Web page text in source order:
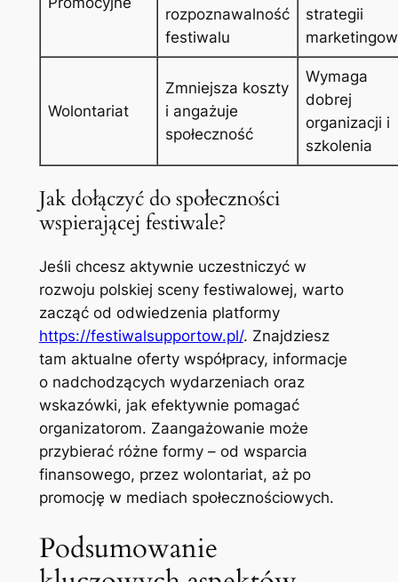
rozpoznawalność
festiwalu
strategii
Wolontariat
Zmniejsza koszty
i angażuje
społeczność
Wymaga
dobrej
organizacji i
szkolenia
Jak dołączyć do społeczności
wspierającej festiwale?
Jeśli chcesz aktywnie uczestniczyć w
rozwoju polskiej sceny festiwalowej, warto
zacząć od odwiedzenia platformy
https://festiwalsupportow.pl/. Znajdziesz
tam aktualne oferty współpracy, informacje
o nadchodzących wydarzeniach oraz
wskazówki, jak efektywnie pomagać
organizatorom. Zaangażowanie może
przybierać różne formy – od wsparcia
finansowego, przez wolontariat, aż po
promocję w mediach społecznościowych.
Podsumowanie